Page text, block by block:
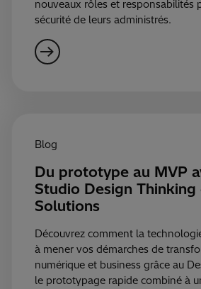
nouveaux rôles et responsabilités
sécurité de leurs administrés.
Blog
Du prototype au MVP
Studio Design Thinking
Solutions
Découvrez comment la
à mener vos démarches de
numérique et business grâce au
le prototypage rapide combiné à